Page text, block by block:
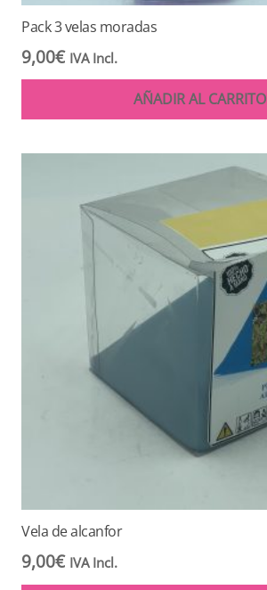
Pack 3 velas moradas
9,00€ IVA Incl.
AÑADIR AL CARRITO
Vela de alcanfor
9,00€ IVA Incl.